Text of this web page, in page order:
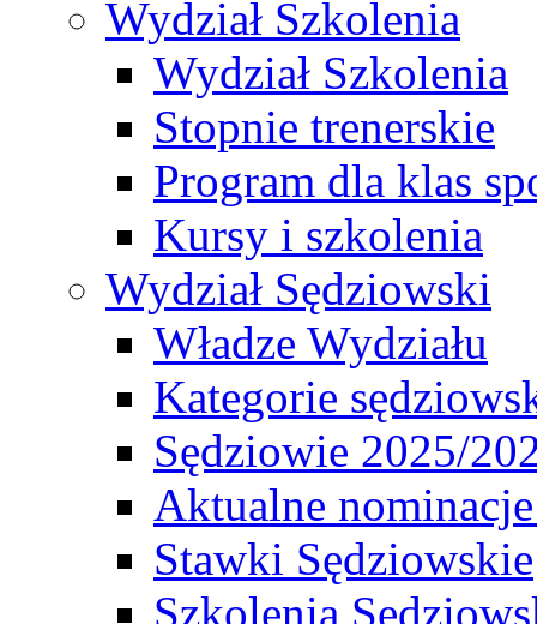
Wydział Szkolenia
Wydział Szkolenia
Stopnie trenerskie
Program dla klas
Kursy i szkolenia
Wydział Sędziowski
Władze Wydziału
Kategorie
Sędziowie 2025/
Aktualne
Stawki Sędziowskie
Szkolenia